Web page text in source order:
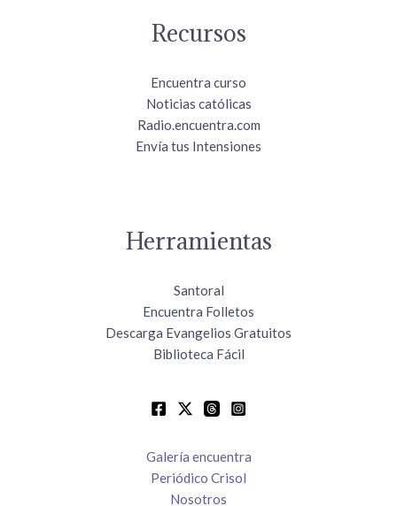
Recursos
Encuentra curso
Noticias católicas
Radio.encuentra.com
Envía tus Intensiones
Herramientas
Santoral
Encuentra Folletos
Descarga Evangelios Gratuitos
Biblioteca Fácil
Galería encuentra
Periódico Crisol
Nosotros